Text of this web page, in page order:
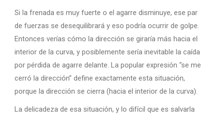
Si la frenada es muy fuerte o el agarre disminuye, ese par
de fuerzas se desequilibrará y eso podría ocurrir de golpe.
Entonces verías cómo la dirección se giraría más hacia el
interior de la curva, y posiblemente sería inevitable la caída
por pérdida de agarre delante. La popular expresión “se me
cerró la dirección” define exactamente esta situación,
porque la dirección se cierra (hacia el interior de la curva).
La delicadeza de esa situación, y lo difícil que es salvarla